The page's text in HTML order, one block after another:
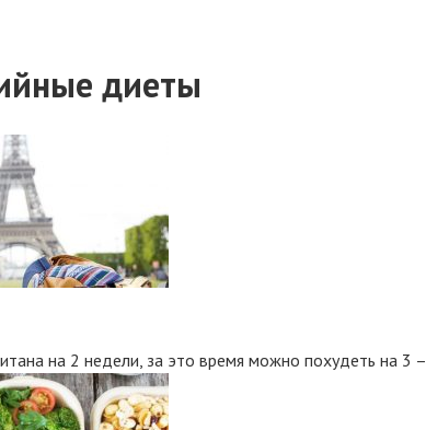
диеты
на 2 недели, за это время можно похудеть на 3 –